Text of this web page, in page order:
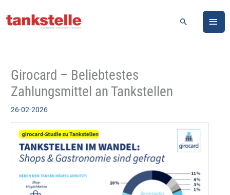
Inhalt
Suchen
Girocard – Beliebtestes
Zahlungsmittel an Tankstellen
26-02-2026